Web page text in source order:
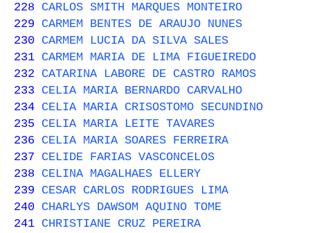
228 CARLOS SMITH MARQUES MONTEIRO
229 CARMEM BENTES DE ARAUJO NUNES
230 CARMEM LUCIA DA SILVA SALES
231 CARMEM MARIA DE LIMA FIGUEIREDO
232 CATARINA LABORE DE CASTRO RAMOS
233 CELIA MARIA BERNARDO CARVALHO
234 CELIA MARIA CRISOSTOMO SECUNDINO
235 CELIA MARIA LEITE TAVARES
236 CELIA MARIA SOARES FERREIRA
237 CELIDE FARIAS VASCONCELOS
238 CELINA MAGALHAES ELLERY
239 CESAR CARLOS RODRIGUES LIMA
240 CHARLYS DAWSOM AQUINO TOME
241 CHRISTIANE CRUZ PEREIRA